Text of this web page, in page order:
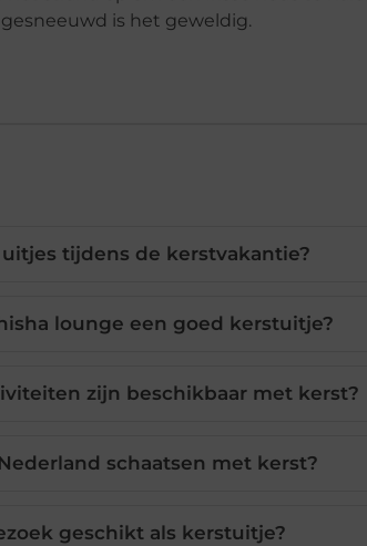
is het geweldig.
tijdens de kerstvakantie?
lounge een goed kerstuitje?
zijn beschikbaar met kerst?
schaatsen met kerst?
geschikt als kerstuitje?